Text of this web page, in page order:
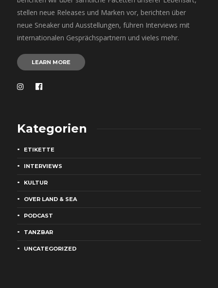
stellen neue Releases und Marken vor, berichten über
neue Sneaker und Ausstellungen, führen Interviews mit
internationalen Gesprächspartnern und vieles mehr.
LEARN MORE
Kategorien
ETIKETTE
INTERVIEWS
KULTUR
OVER LAND & SEA
PODCAST
TANZBAR
UNCATEGORIZED